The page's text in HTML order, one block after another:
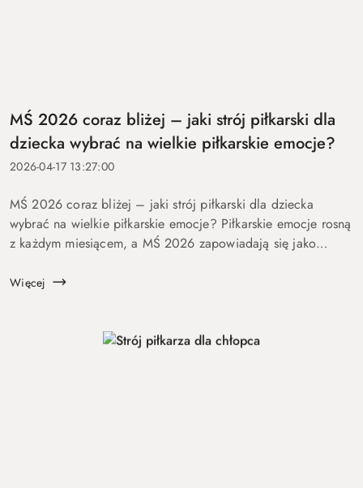
MŚ 2026 coraz bliżej – jaki strój piłkarski dla
dziecka wybrać na wielkie piłkarskie emocje?
2026-04-17 13:27:00
MŚ 2026 coraz bliżej – jaki strój piłkarski dla dziecka
wybrać na wielkie piłkarskie emocje? Piłkarskie emocje rosną
z każdym miesiącem, a MŚ 2026 zapowiadają się jako
nastolatk&o...
Więcej